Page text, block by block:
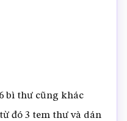
bì thư cũng khác
đó 3 tem thư và dán